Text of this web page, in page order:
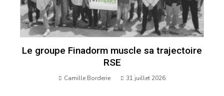
Le groupe Finadorm muscle sa trajectoire
RSE
Camille Borderie 31 juillet 2026